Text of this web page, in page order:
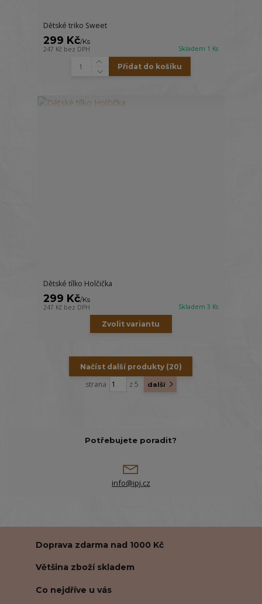
Dětské triko Sweet
299 Kč/Ks
247 Kč bez DPH Skladem 1 Ks
Přidat do košíku
Dětské tílko Holčička
299 Kč/Ks
247 Kč bez DPH Skladem 3 Ks
Zvolit variantu
Načíst další produkty (20)
strana z 5 další
Potřebujete poradit?
info@ipj.cz
Doprava zdarma nad 1000 Kč
Většina zboží skladem
Co nejdříve u vás